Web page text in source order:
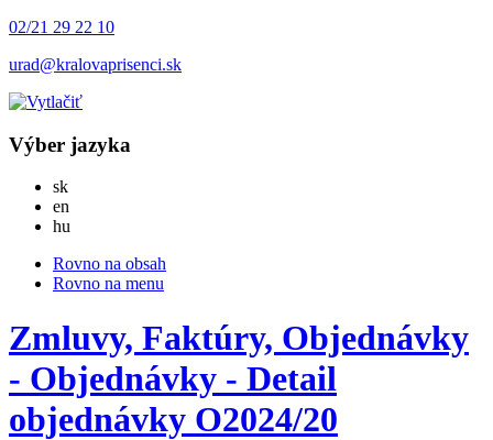
02/21 29 22 10
urad@kralovaprisenci.sk
Výber jazyka
skSlovensky
en
hu
Rovno na obsah
Rovno na menu
Zmluvy, Faktúry, Objednávky
- Objednávky - Detail
objednávky O2024/20